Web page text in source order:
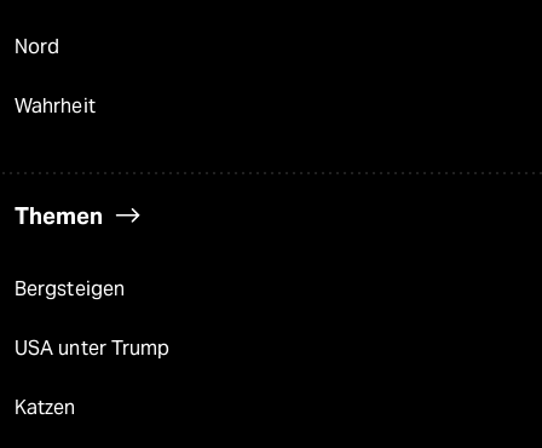
Nord
Wahrheit
Themen
Bergsteigen
USA unter Trump
Katzen